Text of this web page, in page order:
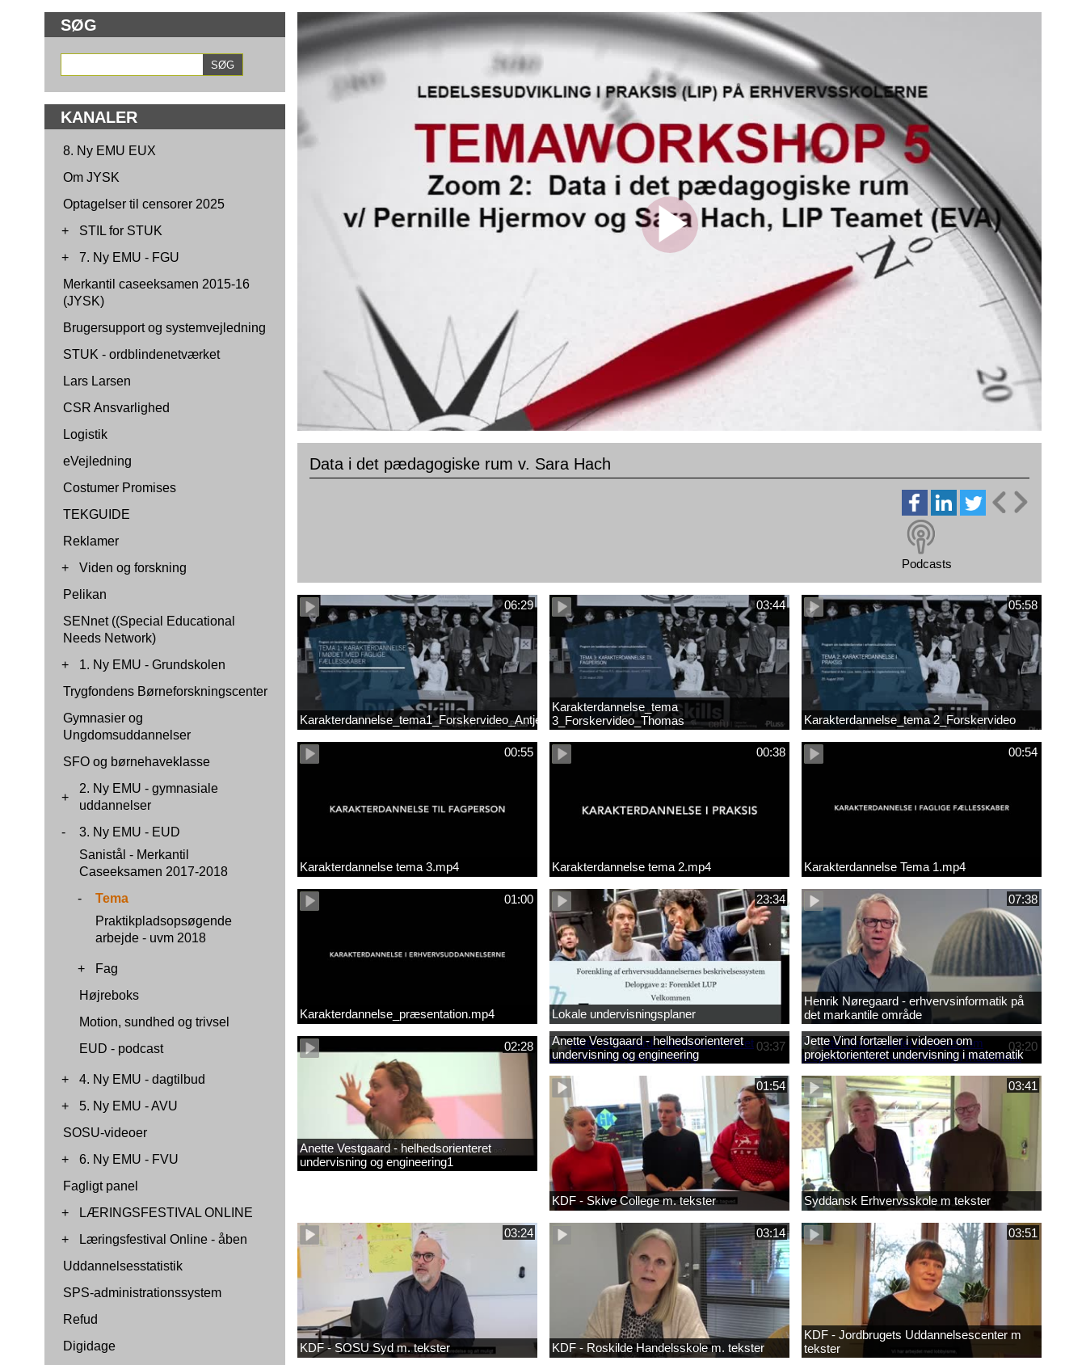
SØG
KANALER
8. Ny EMU EUX
Om JYSK
Optagelser til censorer 2025
+
STIL for STUK
+
7. Ny EMU - FGU
Merkantil caseeksamen 2015-16
(JYSK)
Brugersupport og systemvejledning
STUK - ordblindenetværket
Lars Larsen
CSR Ansvarlighed
Logistik
eVejledning
Costumer Promises
TEKGUIDE
Reklamer
+
Viden og forskning
Pelikan
SENnet ((Special Educational
Needs Network)
+
1. Ny EMU - Grundskolen
Trygfondens Børneforskningscenter
Gymnasier og
Ungdomsuddannelser
SFO og børnehaveklasse
+
2. Ny EMU - gymnasiale
uddannelser
-
3. Ny EMU - EUD
Sanistål - Merkantil
Caseeksamen 2017-2018
-
Tema
Praktikpladsopsøgende
arbejde - uvm 2018
+
Fag
Højreboks
Motion, sundhed og trivsel
EUD - podcast
+
4. Ny EMU - dagtilbud
+
5. Ny EMU - AVU
SOSU-videoer
+
6. Ny EMU - FVU
Fagligt panel
+
LÆRINGSFESTIVAL ONLINE
+
Læringsfestival Online - åben
Uddannelsesstatistik
SPS-administrationssystem
Refud
Digidage
Data i det pædagogiske rum v. Sara Hach
Podcasts
06:29
Karakterdannelse_tema1_Forskervideo_Antje
03:44
Karakterdannelse_tema
3_Forskervideo_Thomas
05:58
Karakterdannelse_tema 2_Forskervideo
00:55
Karakterdannelse tema 3.mp4
00:38
Karakterdannelse tema 2.mp4
00:54
Karakterdannelse Tema 1.mp4
01:00
Karakterdannelse_præsentation.mp4
23:34
Lokale undervisningsplaner
07:38
Henrik Nøregaard - erhvervsinformatik på
det markantile område
02:28
Anette Vestgaard - helhedsorienteret
undervisning og engineering1
03:37
Anette Vestgaard - helhedsorienteret
undervisning og engineering
03:20
Jette Vind fortæller i videoen om
projektorienteret undervisning i matematik
01:54
KDF - Skive College m. tekster
03:41
Syddansk Erhvervsskole m tekster
03:24
KDF - SOSU Syd m. tekster
03:14
KDF - Roskilde Handelsskole m. tekster
03:51
KDF - Jordbrugets Uddannelsescenter m
tekster